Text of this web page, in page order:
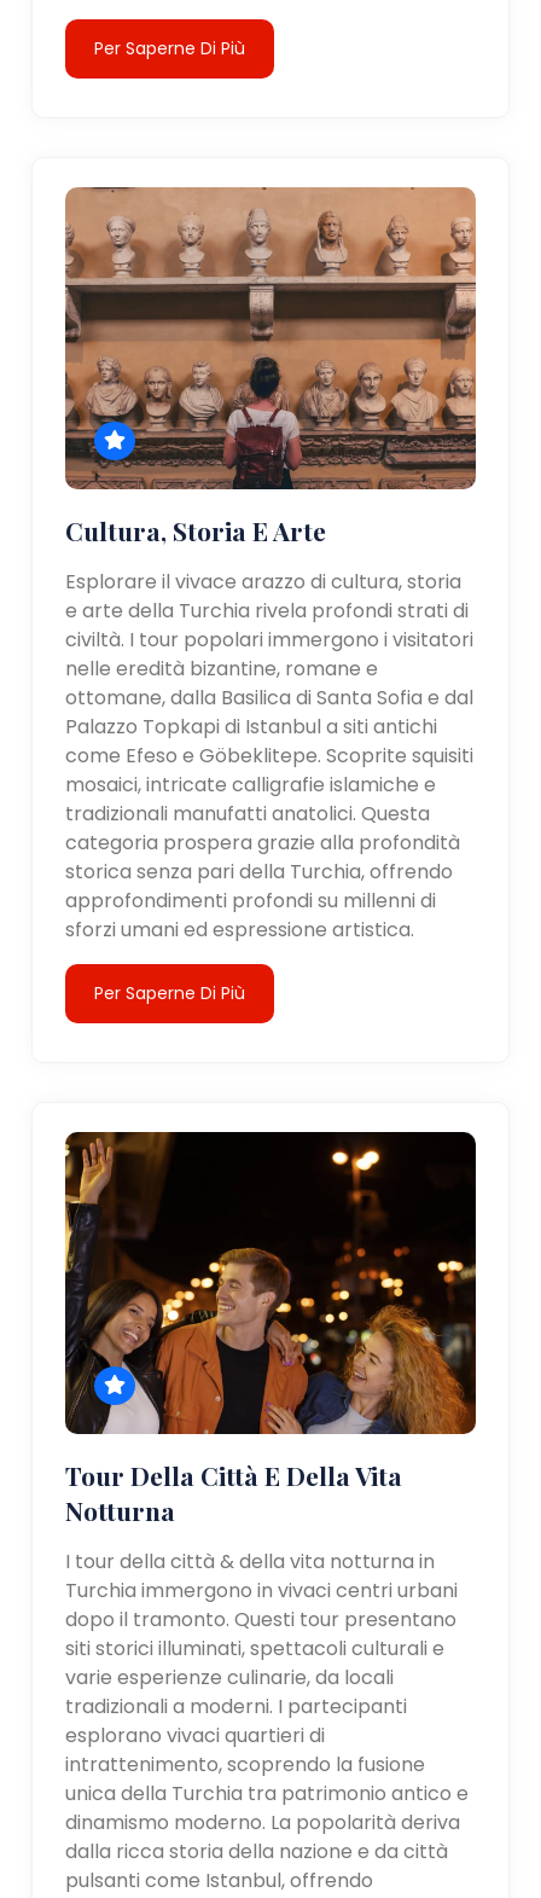
Per Saperne Di Più
Cultura, Storia E Arte
Esplorare il vivace arazzo di cultura, storia
e arte della Turchia rivela profondi strati di
civiltà. I tour popolari immergono i visitatori
nelle eredità bizantine, romane e
ottomane, dalla Basilica di Santa Sofia e dal
Palazzo Topkapi di Istanbul a siti antichi
come Efeso e Göbeklitepe. Scoprite squisiti
mosaici, intricate calligrafie islamiche e
tradizionali manufatti anatolici. Questa
categoria prospera grazie alla profondità
storica senza pari della Turchia, offrendo
approfondimenti profondi su millenni di
sforzi umani ed espressione artistica.
Per Saperne Di Più
Tour Della Città E Della Vita
Notturna
I tour della città & della vita notturna in
Turchia immergono in vivaci centri urbani
dopo il tramonto. Questi tour presentano
siti storici illuminati, spettacoli culturali e
varie esperienze culinarie, da locali
tradizionali a moderni. I partecipanti
esplorano vivaci quartieri di
intrattenimento, scoprendo la fusione
unica della Turchia tra patrimonio antico e
dinamismo moderno. La popolarità deriva
dalla ricca storia della nazione e da città
pulsanti come Istanbul, offrendo